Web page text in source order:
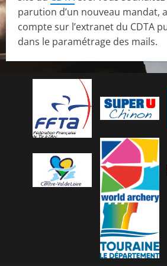
parution d’un nouveau mandat,
compte sur l’extranet du CDTA
dans le paramétrage des mails.